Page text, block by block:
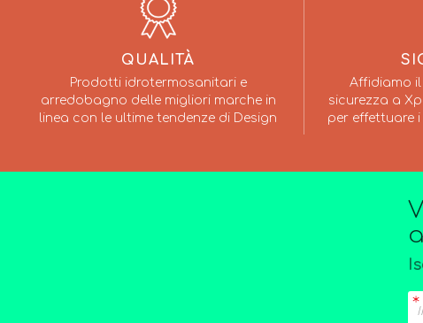
QUALITÀ
Prodotti idrotermosanitari e
arredobagno delle migliori marche in
linea con le ultime tendenze di Design
Affidiamo
sicurezza a
per effettuare